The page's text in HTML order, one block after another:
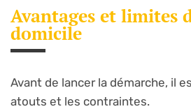
Avantages et limites
domicile
Avant de lancer la démarche, il
atouts et les contraintes.